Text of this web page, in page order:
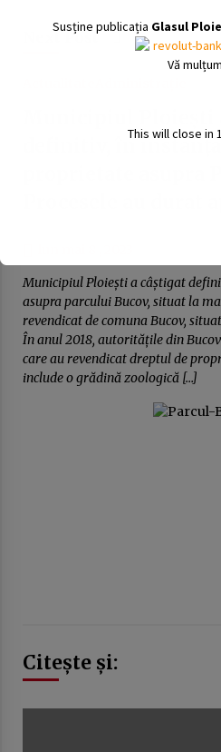
Next Post
definitiv, în
Municipiul Ploieşti a câştigat
asupra parcului Bucov, situat la
revendicat de comuna Bucov,
În anul 2018, autorităţile din
care au revendicat dreptul de
include o grădină zoologică […]
Citește și:
Susține publicația Glasul
Vă
This will close in